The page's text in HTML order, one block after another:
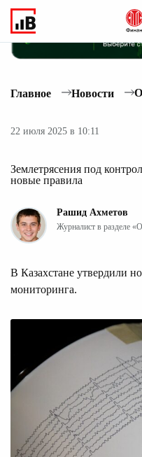
Главное Новости
22 июля 2025 в 10:11
Землетрясения под
новые правила
Рашид Ахметов
Журналист в разделе
В Казахстане утвердили
мониторинга.